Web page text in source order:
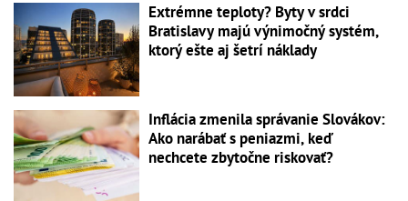
Extrémne teploty? Byty v srdci
Bratislavy majú výnimočný systém,
ktorý ešte aj šetrí náklady
Inflácia zmenila správanie Slovákov:
Ako narábať s peniazmi, keď
nechcete zbytočne riskovať?